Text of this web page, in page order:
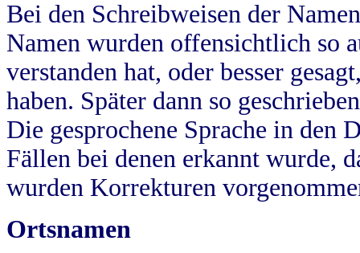
Bei den Schreibweisen der
Namen wurden offensichtlich so
verstanden hat, oder besser
haben. Später dann so
Die gesprochene Sprache in
Fällen bei denen erkannt wurde,
wurden Korrekturen
Ortsnamen